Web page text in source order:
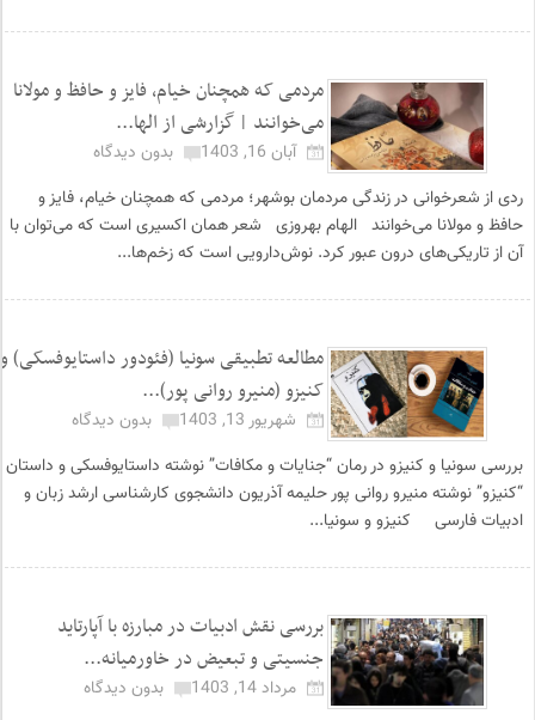
مردمی که همچنان خیام، فایز و حافظ و مولانا
می‌خوانند | گزارشی از الها...
آبان 16, 1403
بدون دیدگاه
ردی از شعرخوانی در زندگی مردمان بوشهر؛ مردمی که همچنان خیام، فایز و
حافظ و مولانا می‌خوانند الهام بهروزی شعر همان اکسیری است که می‌توان با
آن از تاریکی‌های درون عبور کرد. نوش‌دارویی است که زخم‌ها...
مطالعه تطبیقی سونیا (فئودور داستایوفسکی) و
کنیزو (منیرو روانی پور)...
شهریور 13, 1403
بدون دیدگاه
بررسی سونیا و کنیزو در رمان “جنایات و مکافات” نوشته داستایوفسکی و داستان
“کنیزو” نوشته منیرو روانی پور حلیمه آذریون دانشجوی کارشناسی ارشد زبان و
ادبیات فارسی کنیزو و سونیا...
بررسی نقش ادبیات در مبارزه با آپارتاید
جنسیتی و تبعیض در خاورمیانه...
مرداد 14, 1403
بدون دیدگاه